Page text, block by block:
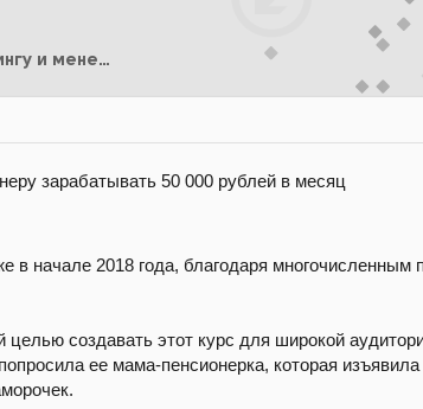
Курсы по Бизнесу, маркетингу и менеджменту
зарабатывать 50 000 рублей в месяц
в начале 2018 года, благодаря
создавать этот курс для широкой
ее мама-пенсионерка, которая